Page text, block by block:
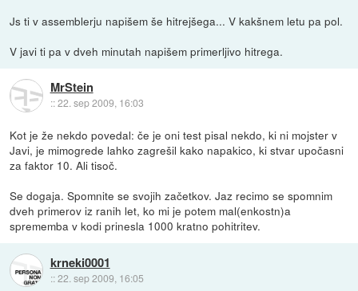
Js ti v assemblerju napišem še hitrejšega... V kakšnem letu pa pol.
V javi ti pa v dveh minutah napišem primerljivo hitrega.
MrStein
::22. sep 2009, 16:03
Kot je že nekdo povedal: če je oni test pisal nekdo, ki ni mojster v
Javi, je mimogrede lahko zagrešil kako napakico, ki stvar upočasni
za faktor 10. Ali tisoč.
Se dogaja. Spomnite se svojih začetkov. Jaz recimo se spomnim
dveh primerov iz ranih let, ko mi je potem mal(enkostn)a
sprememba v kodi prinesla 1000 kratno pohitritev.
krneki0001
::22. sep 2009, 16:05